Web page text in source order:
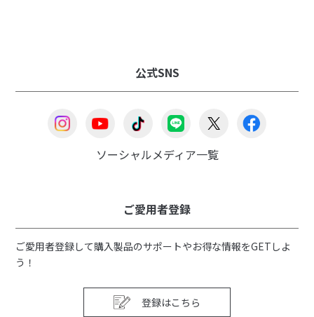
公式SNS
ソーシャルメディア一覧
ご愛用者登録
ご愛用者登録して購入製品のサポートやお得な情報をGETしよ
う！
登録はこちら